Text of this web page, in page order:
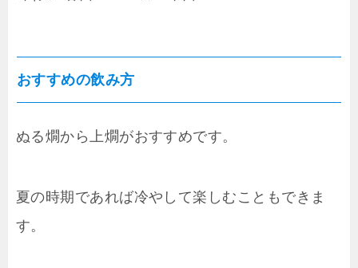
おすすめの飲み方
ぬる燗から上燗がおすすめです。
夏の時期であれば冷やして楽しむこともできま
す。